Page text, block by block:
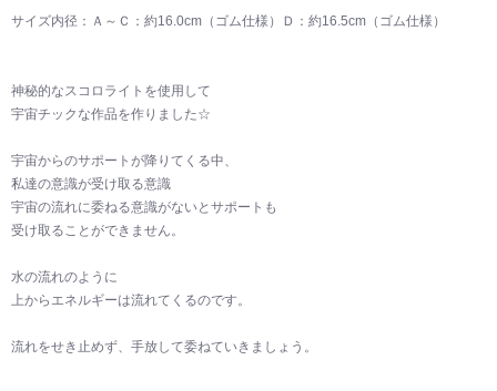
サイズ内径：Ａ～Ｃ：約16.0cm（ゴム仕様）Ｄ：約16.5cm（ゴム仕様）
神秘的なスコロライトを使用して
宇宙チックな作品を作りました☆
宇宙からのサポートが降りてくる中、
私達の意識が受け取る意識
宇宙の流れに委ねる意識がないとサポートも
受け取ることができません。
水の流れのように
上からエネルギーは流れてくるのです。
流れをせき止めず、手放して委ねていきましょう。